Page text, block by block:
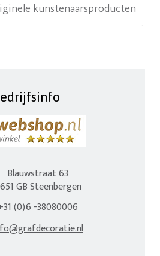
kunstenaarsproducten
Blauwstraat 63
GB Steenbergen
(0)6 -38080006